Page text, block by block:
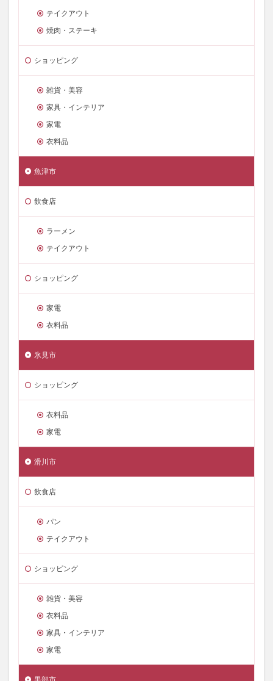
テイクアウト
焼肉・ステーキ
ショッピング
雑貨・美容
家具・インテリア
家電
衣料品
魚津市
飲食店
ラーメン
テイクアウト
ショッピング
家電
衣料品
氷見市
ショッピング
衣料品
家電
滑川市
飲食店
パン
テイクアウト
ショッピング
雑貨・美容
衣料品
家具・インテリア
家電